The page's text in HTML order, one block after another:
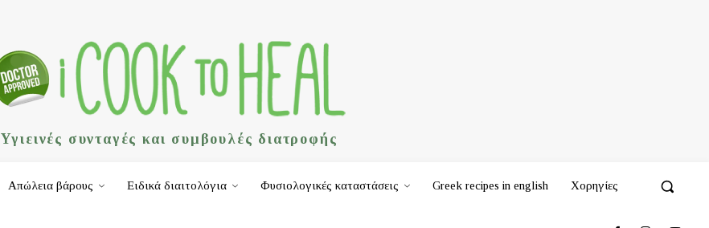
Υγιεινές συνταγές και συμβουλές διατροφής
Απώλεια βάρους Ειδικά διαιτολόγια Φυσιολογικές καταστάσεις Greek recipes in english Χορηγίες